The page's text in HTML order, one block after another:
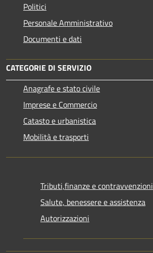
Politici
Personale Amministrativo
Documenti e dati
CATEGORIE DI SERVIZIO
Anagrafe e stato civile
Imprese e Commercio
Catasto e urbanistica
Mobilità e trasporti
Tributi,finanze e contravvenzioni
Salute, benessere e assistenza
Autorizzazioni